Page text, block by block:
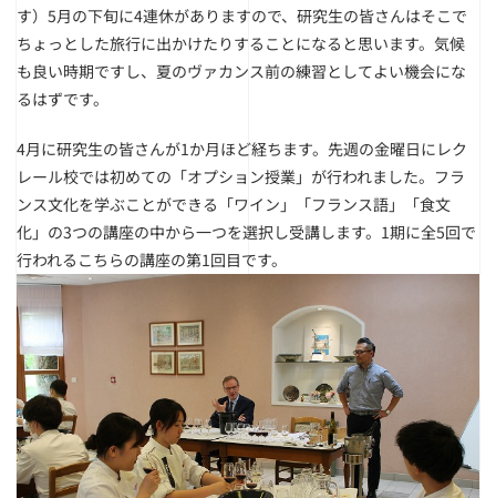
す）5月の下旬に4連休がありますので、研究生の皆さんはそこで
ちょっとした旅行に出かけたりすることになると思います。気候
も良い時期ですし、夏のヴァカンス前の練習としてよい機会にな
るはずです。
4月に研究生の皆さんが1か月ほど経ちます。先週の金曜日にレク
レール校では初めての「オプション授業」が行われました。フラ
ンス文化を学ぶことができる「ワイン」「フランス語」「食文
化」の3つの講座の中から一つを選択し受講します。1期に全5回で
行われるこちらの講座の第1回目です。